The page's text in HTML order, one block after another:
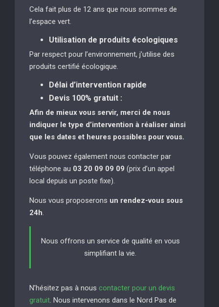
Cela fait plus de 12 ans que nous sommes de
l’espace vert.
Utilisation de produits écologiques
Par respect pour l’environnement, j’utilise des
produits certifié écologique.
Délai d’intervention rapide
Devis 100% gratuit :
Afin de mieux vous servir, merci de nous
indiquer le type d’intervention à réaliser ainsi
que les dates et heures possibles pour vous.
Vous pouvez également nous contacter par
téléphone au 03 20 09 09 09 (prix d’un appel
local depuis un poste fixe).
Nous vous proposerons un rendez-vous sous
24h
Nous offrons un service de qualité en vous
simplifiant la vie.
N’hésitez pas à nous contacter pour un devis
gratuit . Nous intervenons dans le Nord Pas de